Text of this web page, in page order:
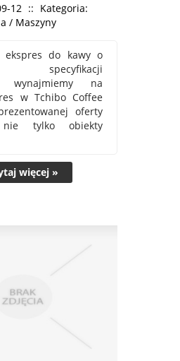
12 :: Kategoria:
/ Maszyny
ekspres do kawy o
specyfikacji
wynajmiemy na
w Tchibo Coffee
oferty
nie tylko obiekty
więcej »